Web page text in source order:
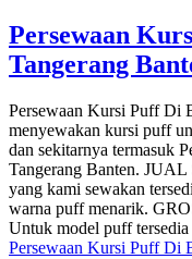
Persewaan
Tangerang
Persewaan Kursi Puff Di
menyewakan kursi puff
dan sekitarnya termasuk
Tangerang Banten.
yang kami sewakan
warna puff menarik.
Untuk model puff
Persewaan Kursi Puff Di